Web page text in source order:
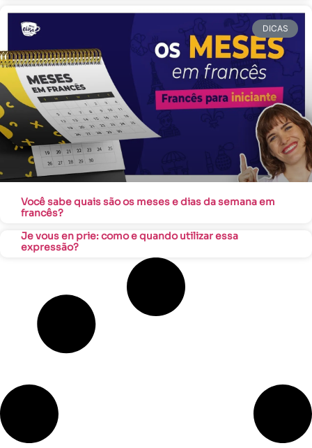
DICAS
Você sabe quais são os meses e dias da semana em
francês?
Je vous en prie: como e quando utilizar essa
expressão?